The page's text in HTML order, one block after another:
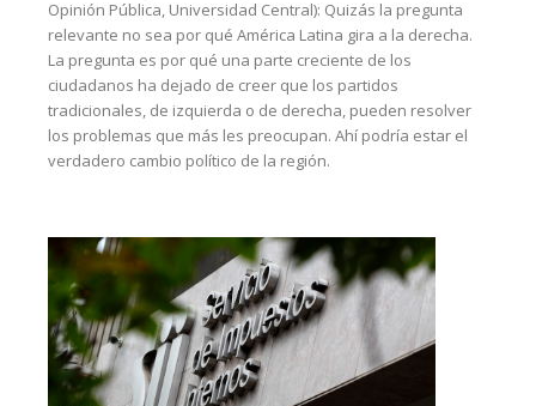
Opinión Pública, Universidad Central): Quizás la pregunta
relevante no sea por qué América Latina gira a la derecha.
La pregunta es por qué una parte creciente de los
ciudadanos ha dejado de creer que los partidos
tradicionales, de izquierda o de derecha, pueden resolver
los problemas que más les preocupan. Ahí podría estar el
verdadero cambio político de la región.